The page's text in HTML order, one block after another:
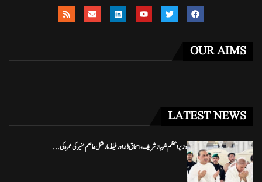
OUR AIMS
LATEST NEWS
وزیراعظم شہباز شریف، اسحاق ڈار اور فیلڈ مارشل عاصم منیر کی عمرہ کی...